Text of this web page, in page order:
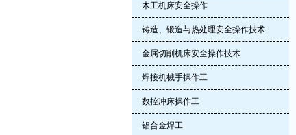
木工机床安全操作
铸造、锻造与热处理安全操作技术
金属切削机床安全操作技术
焊接机械手操作工
数控冲床操作工
铝合金焊工